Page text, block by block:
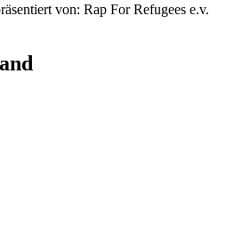
von: Rap For Refugees e.v.